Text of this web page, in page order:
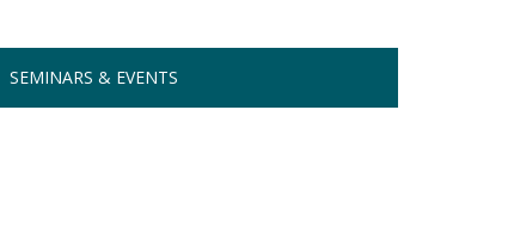
SEMINARS & EVENTS